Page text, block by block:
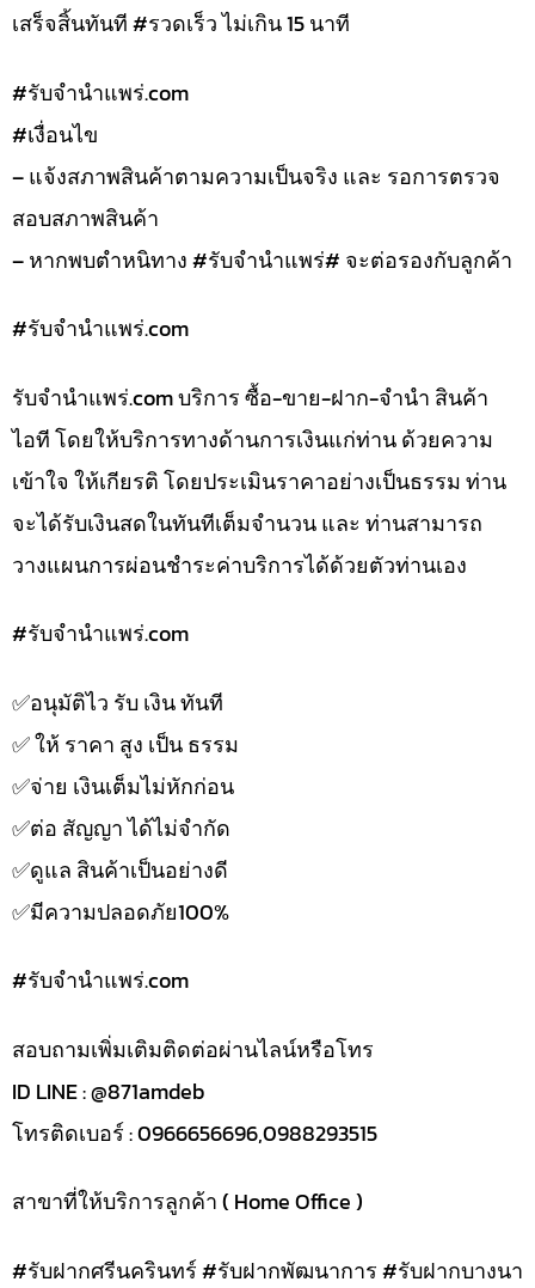
เสร็จสิ้นทันที #รวดเร็ว ไม่เกิน 15 นาที
#รับจํานําแพร่.com
#เงื่อนไข
– แจ้งสภาพสินค้าตามความเป็นจริง และ รอการตรวจ
สอบสภาพสินค้า
– หากพบตำหนิทาง #รับจำนำแพร่# จะต่อรองกับลูกค้า
#รับจํานําแพร่.com
รับจํานําแพร่.com บริการ ซื้อ-ขาย-ฝาก-จำนำ สินค้า
ไอที โดยให้บริการทางด้านการเงินแก่ท่าน ด้วยความ
เข้าใจ ให้เกียรติ โดยประเมินราคาอย่างเป็นธรรม ท่าน
จะได้รับเงินสดในทันทีเต็มจำนวน และ ท่านสามารถ
วางแผนการผ่อนชำระค่าบริการได้ด้วยตัวท่านเอง
#รับจํานําแพร่.com
✅️อนุมัติไว รับ เงิน ทันที
✅️ ให้ ราคา สูง เป็น ธรรม
✅️จ่าย เงินเต็มไม่หักก่อน
✅️ต่อ สัญญา ได้ไม่จำกัด
✅️ดูแล สินค้าเป็นอย่างดี
✅️มีความปลอดภัย100%
#รับจํานําแพร่.com
สอบถามเพิ่มเติมติดต่อผ่านไลน์หรือโทร
ID LINE : @871amdeb
โทรติดเบอร์ : 0966656696,0988293515
สาขาที่ให้บริการลูกค้า ( Home Office )
#รับฝากศรีนครินทร์ #รับฝากพัฒนาการ #รับฝากบางนา